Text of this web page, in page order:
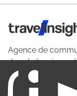
Travel Insight
Agence de
dans le tourisme
du loisirs.